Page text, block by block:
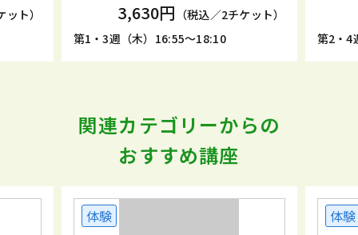
ト）
3,630円 （税込／2チケット）
第1・3週（木）16:55～18:10
第2・4
関連カテゴリーからの
おすすめ講座
体験 体験